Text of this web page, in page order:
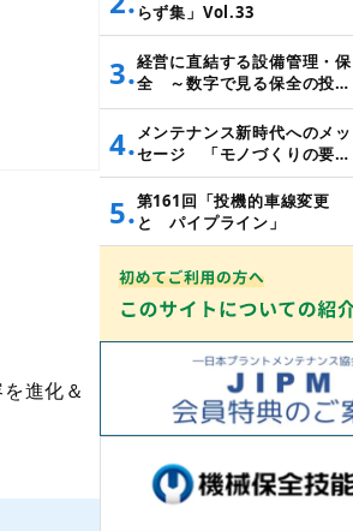
進化＆
らず集」Vol.33
3.経営に直結する設備管理・保
全 ～数字で見る保全の投資
対効果～
4.メンテナンス新時代へのメッ
セージ 「モノづくりの要
～設備管理・保全と価値創造
～」
5.第161回「投機的車線変更
と パイプライン」